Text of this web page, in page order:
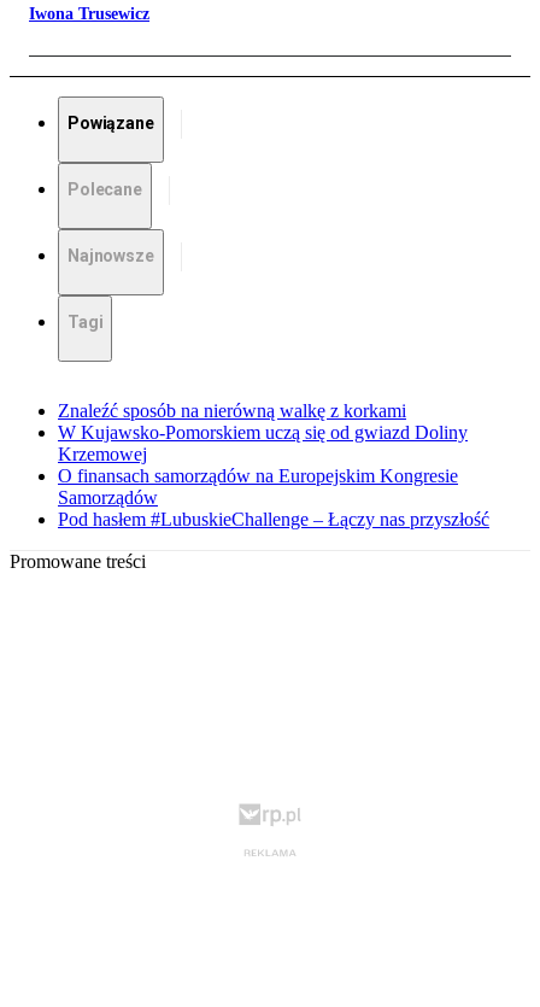
Iwona Trusewicz
Powiązane
Polecane
Najnowsze
Tagi
Znaleźć sposób na nierówną walkę z korkami
W Kujawsko-Pomorskiem uczą się od gwiazd Doliny
Krzemowej
O finansach samorządów na Europejskim Kongresie
Samorządów
Pod hasłem #LubuskieChallenge – Łączy nas przyszłość
Promowane treści